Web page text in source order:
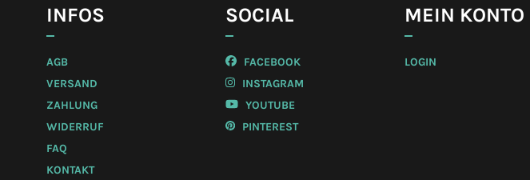
INFOS
AGB
VERSAND
ZAHLUNG
WIDERRUF
FAQ
KONTAKT
SOCIAL
FACEBOOK
INSTAGRAM
YOUTUBE
PINTEREST
MEIN KONTO
LOGIN